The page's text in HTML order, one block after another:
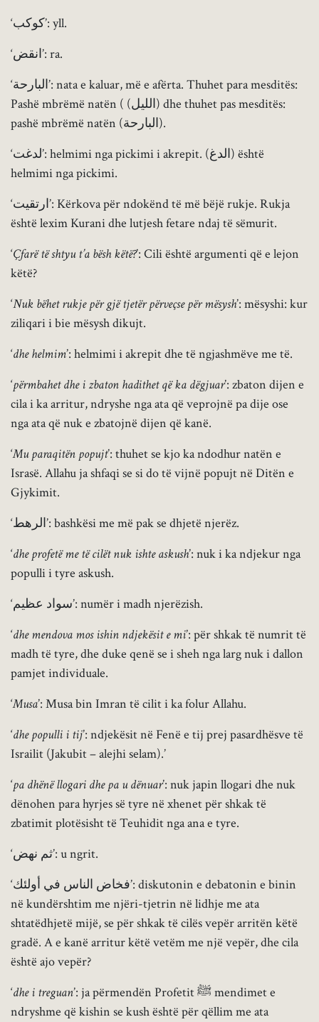
‘كوكب’: yll.
‘انقض’: ra.
‘البارحة’: nata e kaluar, më e afërta. Thuhet para mesditës:
Pashë mbrëmë natën ( (الليل) dhe thuhet pas mesditës:
pashë mbrëmë natën (البارحة).
‘لدغت’: helmimi nga pickimi i akrepit. (الدغ) është
helmimi nga pickimi.
‘ارتقيت’: Kërkova për ndokënd të më bëjë rukje. Rukja
është lexim Kurani dhe lutjesh fetare ndaj të sëmurit.
‘Çfarë të shtyu t’a bësh këtë?’: Cili është argumenti që e lejon
këtë?
‘Nuk bëhet rukje për gjë tjetër përveçse për mësysh’: mësyshi: kur
ziliqari i bie mësysh dikujt.
‘dhe helmim’: helmimi i akrepit dhe të ngjashmëve me të.
‘përmbahet dhe i zbaton hadithet që ka dëgjuar’: zbaton dijen e
cila i ka arritur, ndryshe nga ata që veprojnë pa dije ose
nga ata që nuk e zbatojnë dijen që kanë.
‘Mu paraqitën popujt’: thuhet se kjo ka ndodhur natën e
Israsë. Allahu ja shfaqi se si do të vijnë popujt në Ditën e
Gjykimit.
‘الرهط’: bashkësi me më pak se dhjetë njerëz.
‘dhe profetë me të cilët nuk ishte askush’: nuk i ka ndjekur nga
populli i tyre askush.
‘سواد عظيم’: numër i madh njerëzish.
‘dhe mendova mos ishin ndjekësit e mi’: për shkak të numrit të
madh të tyre, dhe duke qenë se i sheh nga larg nuk i dallon
pamjet individuale.
‘Musa’: Musa bin Imran të cilit i ka folur Allahu.
‘dhe populli i tij’: ndjekësit në Fenë e tij prej pasardhësve të
Israilit (Jakubit – alejhi selam).’
‘pa dhënë llogari dhe pa u dënuar’: nuk japin llogari dhe nuk
dënohen para hyrjes së tyre në xhenet për shkak të
zbatimit plotësisht të Teuhidit nga ana e tyre.
‘ثم نهض’: u ngrit.
‘فخاض الناس في أولئك’: diskutonin e debatonin e binin
në kundërshtim me njëri-tjetrin në lidhje me ata
shtatëdhjetë mijë, se për shkak të cilës vepër arritën këtë
gradë. A e kanë arritur këtë vetëm me një vepër, dhe cila
është ajo vepër?
‘dhe i treguan’: ja përmendën Profetit ﷺ mendimet e
ndryshme që kishin se kush është për qëllim me ata